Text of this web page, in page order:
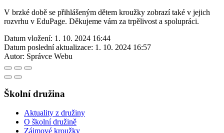
V brzké době se přihlášeným dětem kroužky zobrazí také v jejich
rozvrhu v EduPage. Děkujeme vám za trpělivost a spolupráci.
Datum vložení: 1. 10. 2024 16:44
Datum poslední aktualizace: 1. 10. 2024 16:57
Autor: Správce Webu
Školní družina
Aktuality z družiny
O školní družině
Zájmové kroužky